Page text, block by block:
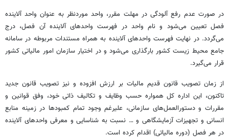
در صورت عدم رفع آلودگی در مهلت مقرر، واحد موردنظر به عنوان واحد آلاینده
فصل تعیین می‌شود و نام واحد در فهرست واحدهای آلاینده آن فصل، درج
می‌گردد. در نهایت فهرست واحدهای آلاینده به همراه مستندات مربوطه در سامانه
جامع محیط زیست کشور بارگذاری می‌شود و در اختیار سازمان امور مالیاتی کشور
قرار می‌گیرد.
از زمان تصویب قانون قدیم مالیات بر ارزش افزوده و نیز تصویب قانون جدید
تاکنون، این اداره کل همواره حسب وظایف و تکالیف ذاتی خود، وفق قوانین و
مقررات و دستورالعمل‌های سازمانی، علیرغم وجود تمام کمبودها در زمینه منابع
انسانی و تجهیزات آزمایشگاهی و … نسبت به شناسایی و معرفی واحدهای آلاینده
در هر فصل (دوره مالیاتی) اقدام کرده است.